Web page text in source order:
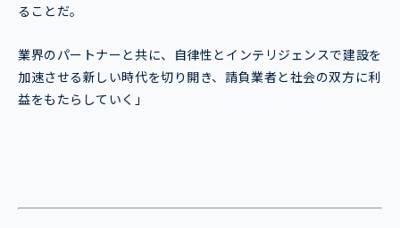
ることだ。
業界のパートナーと共に、自律性とインテリジェンスで建設を
加速させる新しい時代を切り開き、請負業者と社会の双方に利
益をもたらしていく」